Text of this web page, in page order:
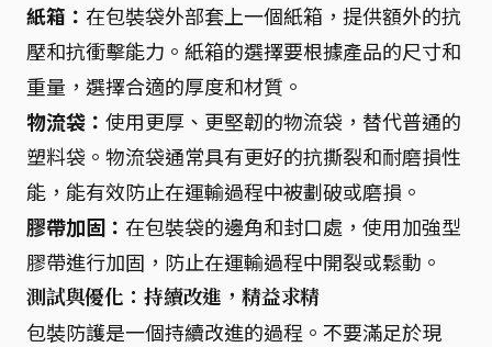
紙箱： 在包裝袋外部套上一個紙箱，提供額外的抗
壓和抗衝擊能力。紙箱的選擇要根據產品的尺寸和
重量，選擇合適的厚度和材質。
物流袋： 使用更厚、更堅韌的物流袋，替代普通的
塑料袋。物流袋通常具有更好的抗撕裂和耐磨損性
能，能有效防止在運輸過程中被劃破或磨損。
膠帶加固： 在包裝袋的邊角和封口處，使用加強型
膠帶進行加固，防止在運輸過程中開裂或鬆動。
測試與優化：持續改進，精益求精
包裝防護是一個持續改進的過程。不要滿足於現